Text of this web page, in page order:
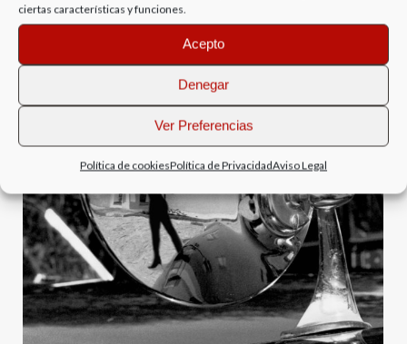
ciertas características y funciones.
Acepto
Denegar
Ver Preferencias
Política de cookiesPolítica de PrivacidadAviso Legal